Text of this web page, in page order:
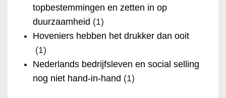
topbestemmingen en zetten in op
duurzaamheid (1)
Hoveniers hebben het drukker dan ooit
(1)
Nederlands bedrijfsleven en social selling
nog niet hand-in-hand (1)